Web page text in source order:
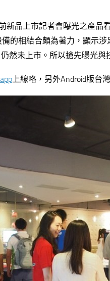
新品上市記者會曝光之產
的相結合頗為著力，顯示
仍然未上市。所以搶先曝光
上線咯，另外Android版台